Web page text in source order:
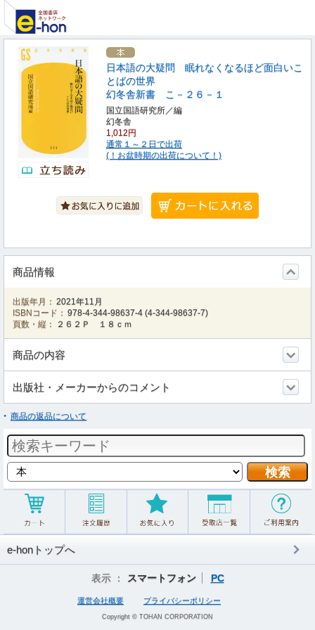
日本語の大疑問 眠れなくなるほど面白いこ
とばの世界
幻冬舎新書 こ－２６－１
国立国語研究所／編
幻冬舎
1,012円
通常１～２日で出荷
(！お盆時期の出荷について！)
商品情報
出版年月： 2021年11月
ISBNコード： 978-4-344-98637-4 (4-344-98637-7)
頁数・縦：
２６２Ｐ １８ｃｍ
商品の内容
出版社・メーカーからのコメント
商品の返品について
e-honトップへ
表示 ： スマートフォン PC
運営会社概要 プライバシーポリシー
Copyright © TOHAN CORPORATION